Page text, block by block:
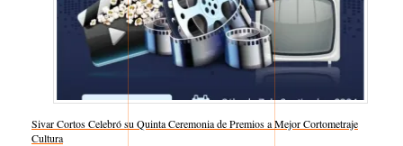
Sivar Cortos Celebró su Quinta Ceremonia de Premios a Mejor Cortometraje
Respecto a
Cultura